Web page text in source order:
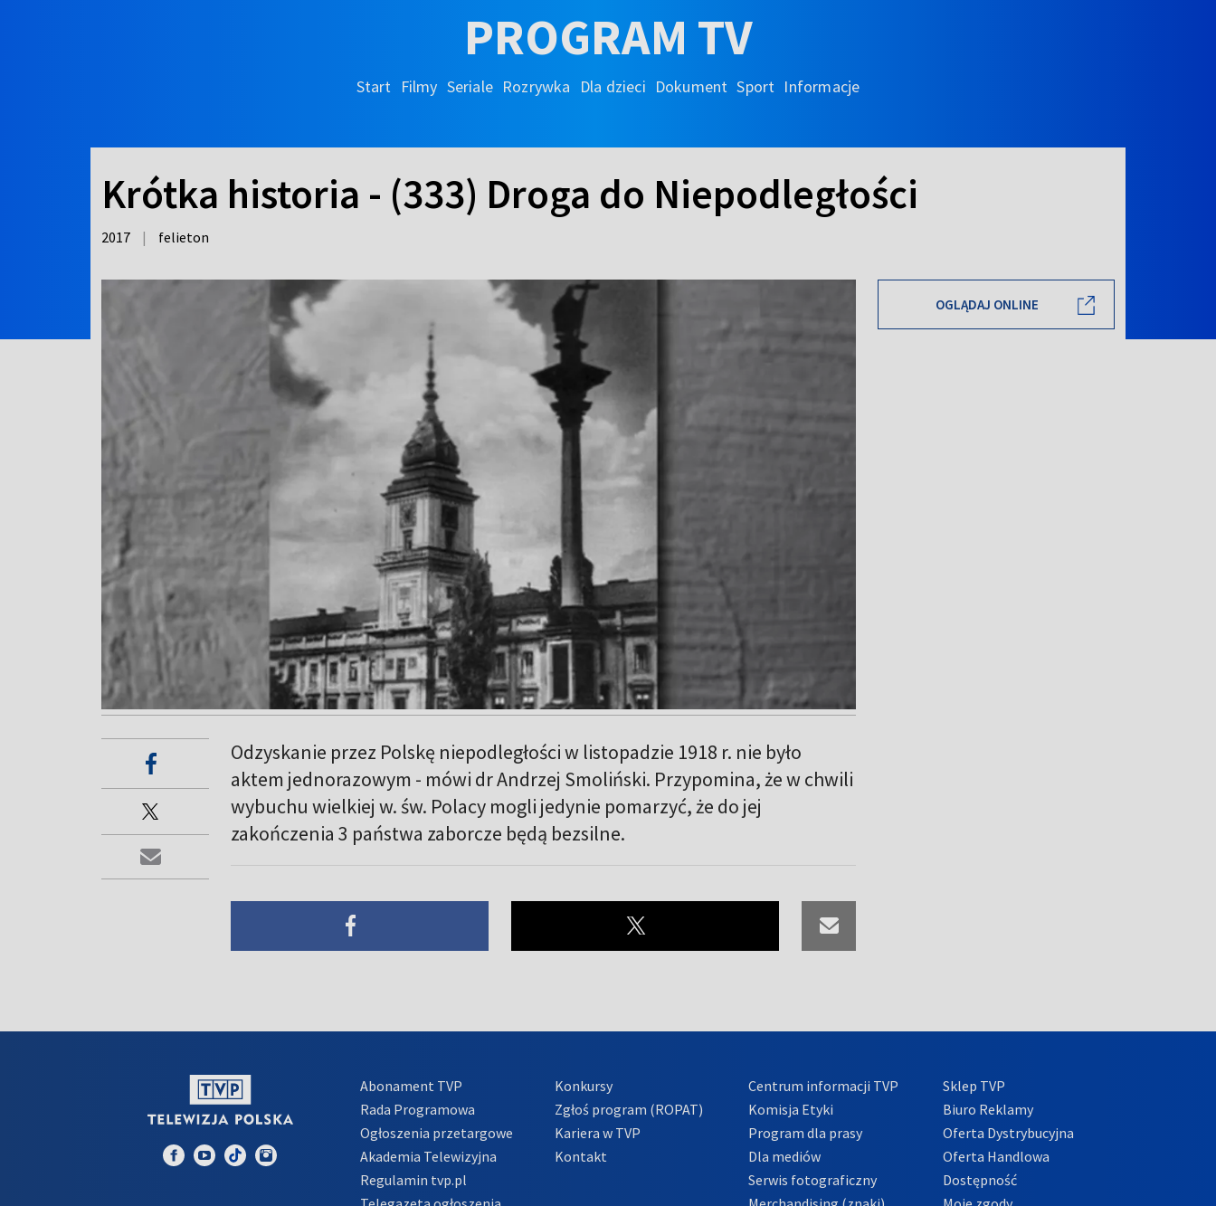
PROGRAM TV
Start Filmy Seriale Rozrywka Dla dzieci Dokument Sport Informacje
Krótka historia - (333) Droga do Niepodległości
2017 | felieton
Odzyskanie przez Polskę niepodległości w listopadzie 1918 r. nie było
aktem jednorazowym - mówi dr Andrzej Smoliński. Przypomina, że w chwili
wybuchu wielkiej w. św. Polacy mogli jedynie pomarzyć, że do jej
zakończenia 3 państwa zaborcze będą bezsilne.
OGLĄDAJ ONLINE
Abonament TVP
Rada Programowa
Ogłoszenia przetargowe
Akademia Telewizyjna
Regulamin tvp.pl
Konkursy
Zgłoś program (ROPAT)
Kariera w TVP
Kontakt
Centrum informacji TVP
Komisja Etyki
Program dla prasy
Dla mediów
Serwis fotograficzny
Sklep TVP
Biuro Reklamy
Oferta Dystrybucyjna
Oferta Handlowa
Dostępność